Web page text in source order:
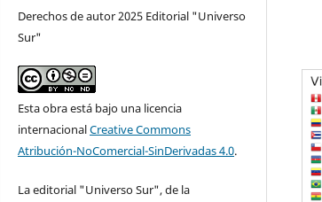
Derechos de autor 2025 Editorial "Universo
Sur"
Esta obra está bajo una licencia
internacionalCreative Commons
Atribución-NoComercial-SinDerivadas 4.0.
La editorial "Universo Sur", de la